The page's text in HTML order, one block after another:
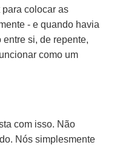
colocar as
- e quando havia
si, de repente,
como um
com isso. Não
Nós simplesmente